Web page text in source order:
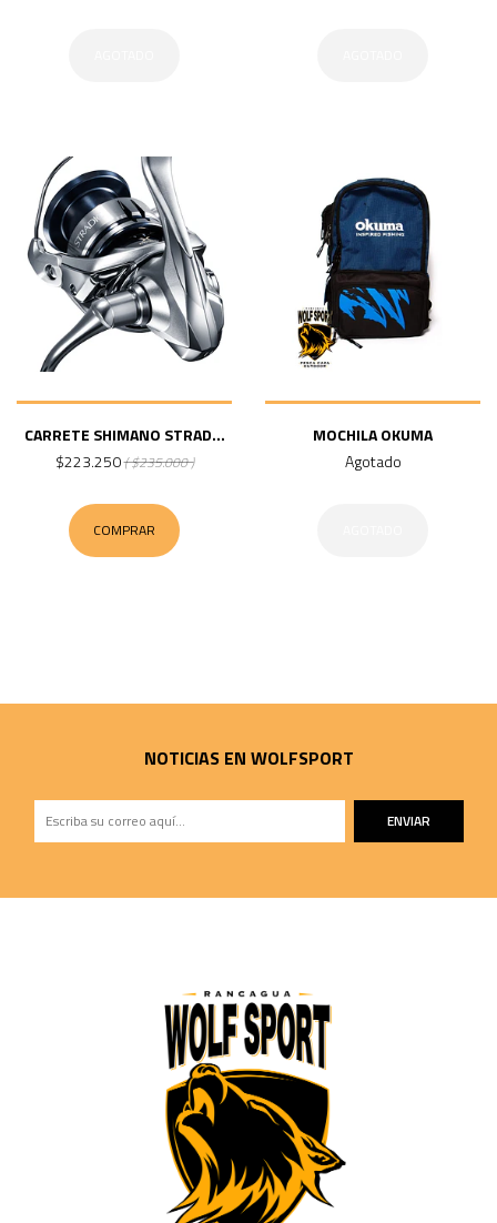
CARRETE SHIMANO STRAD...
$223.250( $235.000 )
COMPRAR
MOCHILA OKUMA
Agotado
NOTICIAS EN WOLFSPORT
ENVIAR